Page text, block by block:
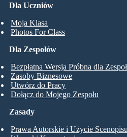
Dla Uczniów
Moja Klasa
Photos For Class
Dla Zespołów
Bezpłatna Wersja Próbna dla
Zasoby Biznesowe
Utwórz do Pracy
Dołącz do Mojego Zespołu
Zasady
Prawa Autorskie i Użycie Scenopisu